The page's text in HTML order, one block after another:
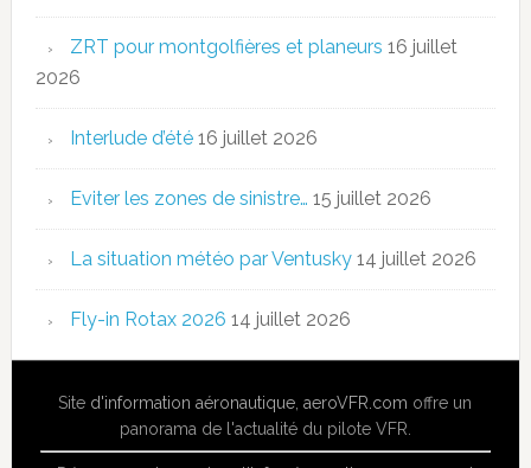
ZRT pour montgolfières et planeurs 16 juillet
2026
Interlude d’été 16 juillet 2026
Eviter les zones de sinistre… 15 juillet 2026
La situation météo par Ventusky 14 juillet 2026
Fly-in Rotax 2026 14 juillet 2026
Site d'information aéronautique ,aeroVFR.com offre un
panorama de l'actualité du pilote VFR.